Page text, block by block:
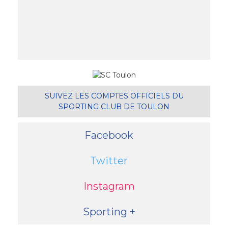
SUIVEZ LES COMPTES OFFICIELS DU
SPORTING CLUB DE TOULON
Facebook
Twitter
Instagram
Sporting +